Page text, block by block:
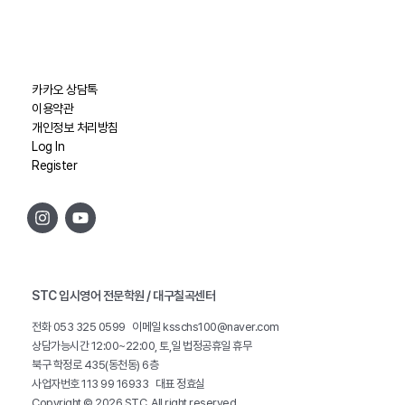
카카오 상담톡
이용약관
개인정보 처리방침
Log In
Register
STC 입시영어 전문학원 / 대구칠곡센터
전화 053 325 0599 이메일 ksschs100@naver.com
상담가능시간 12:00~22:00, 토,일 법정공휴일 휴무
북구 학정로 435(동천동) 6층
사업자번호 113 99 16933 대표 정효실